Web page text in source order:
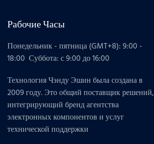
Рабочие Часы
Понедельник - пятница (GMT+8): 9:00 -
18:00 Суббота: с 9:00 до 16:00
Технология Чэнду Эшин была создана в
2009 году. Это общий поставщик решений,
интегрирующий бренд агентства
электронных компонентов и услуг
технической поддержки